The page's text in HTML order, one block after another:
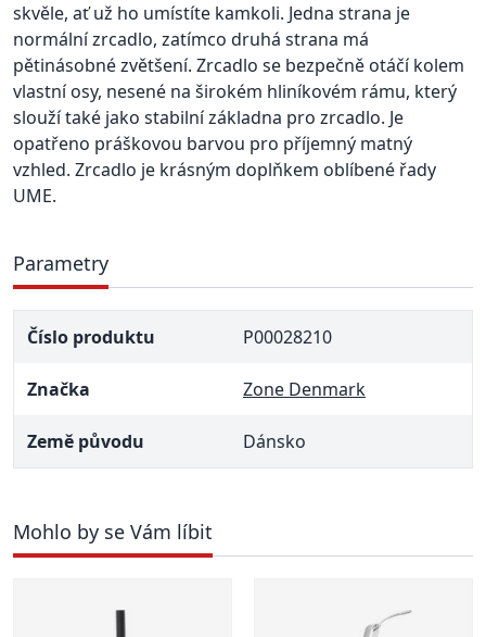
skvěle, ať už ho umístíte kamkoli. Jedna strana je
normální zrcadlo, zatímco druhá strana má
pětinásobné zvětšení. Zrcadlo se bezpečně otáčí kolem
vlastní osy, nesené na širokém hliníkovém rámu, který
slouží také jako stabilní základna pro zrcadlo. Je
opatřeno práškovou barvou pro příjemný matný
vzhled. Zrcadlo je krásným doplňkem oblíbené řady
UME.
Parametry
Číslo produktu P00028210
Značka Zone Denmark
Země původu Dánsko
Mohlo by se Vám líbit